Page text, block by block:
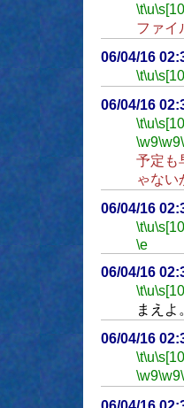
\t\u
ファイ
06/04/16
\t\u
06/04/16
\t\u
\w9\w9
予定も
ゃない
06/04/16
\t\u
\e
06/04/16
\t\u
まえよ
06/04/16
\t\u\s[10]
\w9\w9